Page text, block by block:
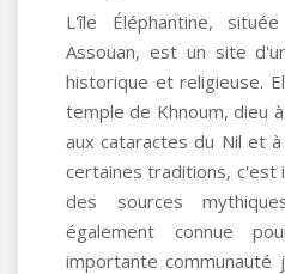
L'île Éléphantine,
Assouan, est un site
historique et religieuse.
temple de Khnoum, dieu
aux cataractes du Nil et à
certaines traditions, c'est
des sources
également connue
importante communauté